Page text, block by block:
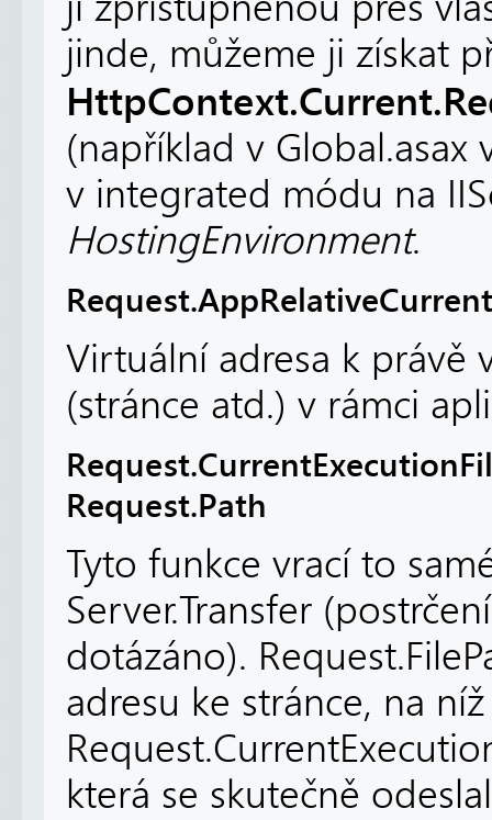
jinde, můžeme ji získat
(například v Global.asax
v integrated módu na
HostingEnvironment.
Virtuální adresa k právě
(stránce atd.) v rámci
Request.Path
Tyto funkce vrací to
Server.Transfer
dotázáno).
adresu ke stránce, na
která se skutečně